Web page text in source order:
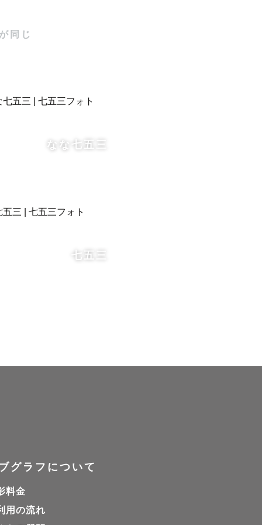
同じ
なな七五三
七五三
グラフについて
料金
用の流れ